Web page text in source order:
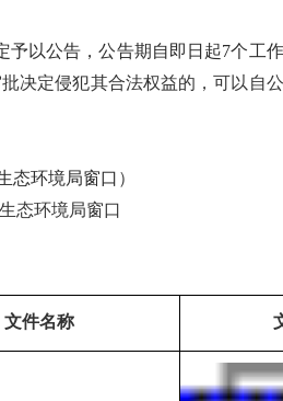
予以公告，公告期自即日起7个工作
决定侵犯其合法权益的，可以自
态环境局窗口 ）
态环境局窗口
文件名称